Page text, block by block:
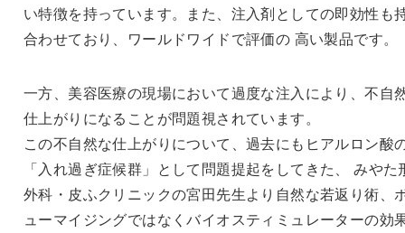
い特徴を持っています。また、注入剤としての即効性も
合わせており、ワールドワイドで評価の 高い製品です。
一方、美容医療の現場において過度な注入により、不自
仕上がりになることが問題視されています。
この不自然な仕上がりについて、過去にもヒアルロン酸
「入れ過ぎ症候群」として問題提起をしてきた、 みやた
外科・皮ふクリニックの宮田先生より自然な若返り術、
ューマイジングではなくバイオスティミュレーターの効